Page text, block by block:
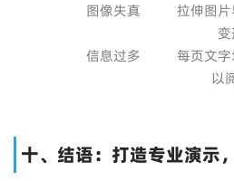
图像失真
拉伸图
信息过多
每页文
以
十、结语：打造专业演示